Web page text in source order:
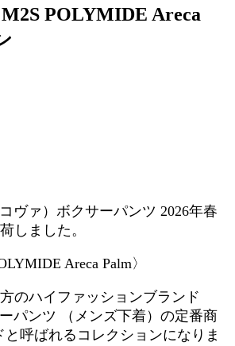
POLYMIDE Areca
ヴァ）ボクサーパンツ 2026年春
しました。
Areca Palm〉
のハイファッションブランド
パンツ （メンズ下着）の定番商
呼ばれるコレクションになりま